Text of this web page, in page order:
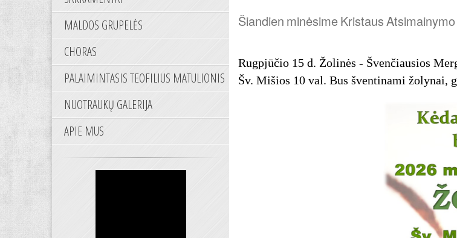
MALDOS GRUPELĖS
CHORAS
PALAIMINTASIS TEOFILIUS MATULIONIS
NUOTRAUKŲ GALERIJA
APIE MUS
Šiandien minėsimeKristausAtsimainymo
Rugpjūčio 15 d. Žolinės - Švenčiausios
Šv. Mišios 10 val. Bus šventinami žolynai,